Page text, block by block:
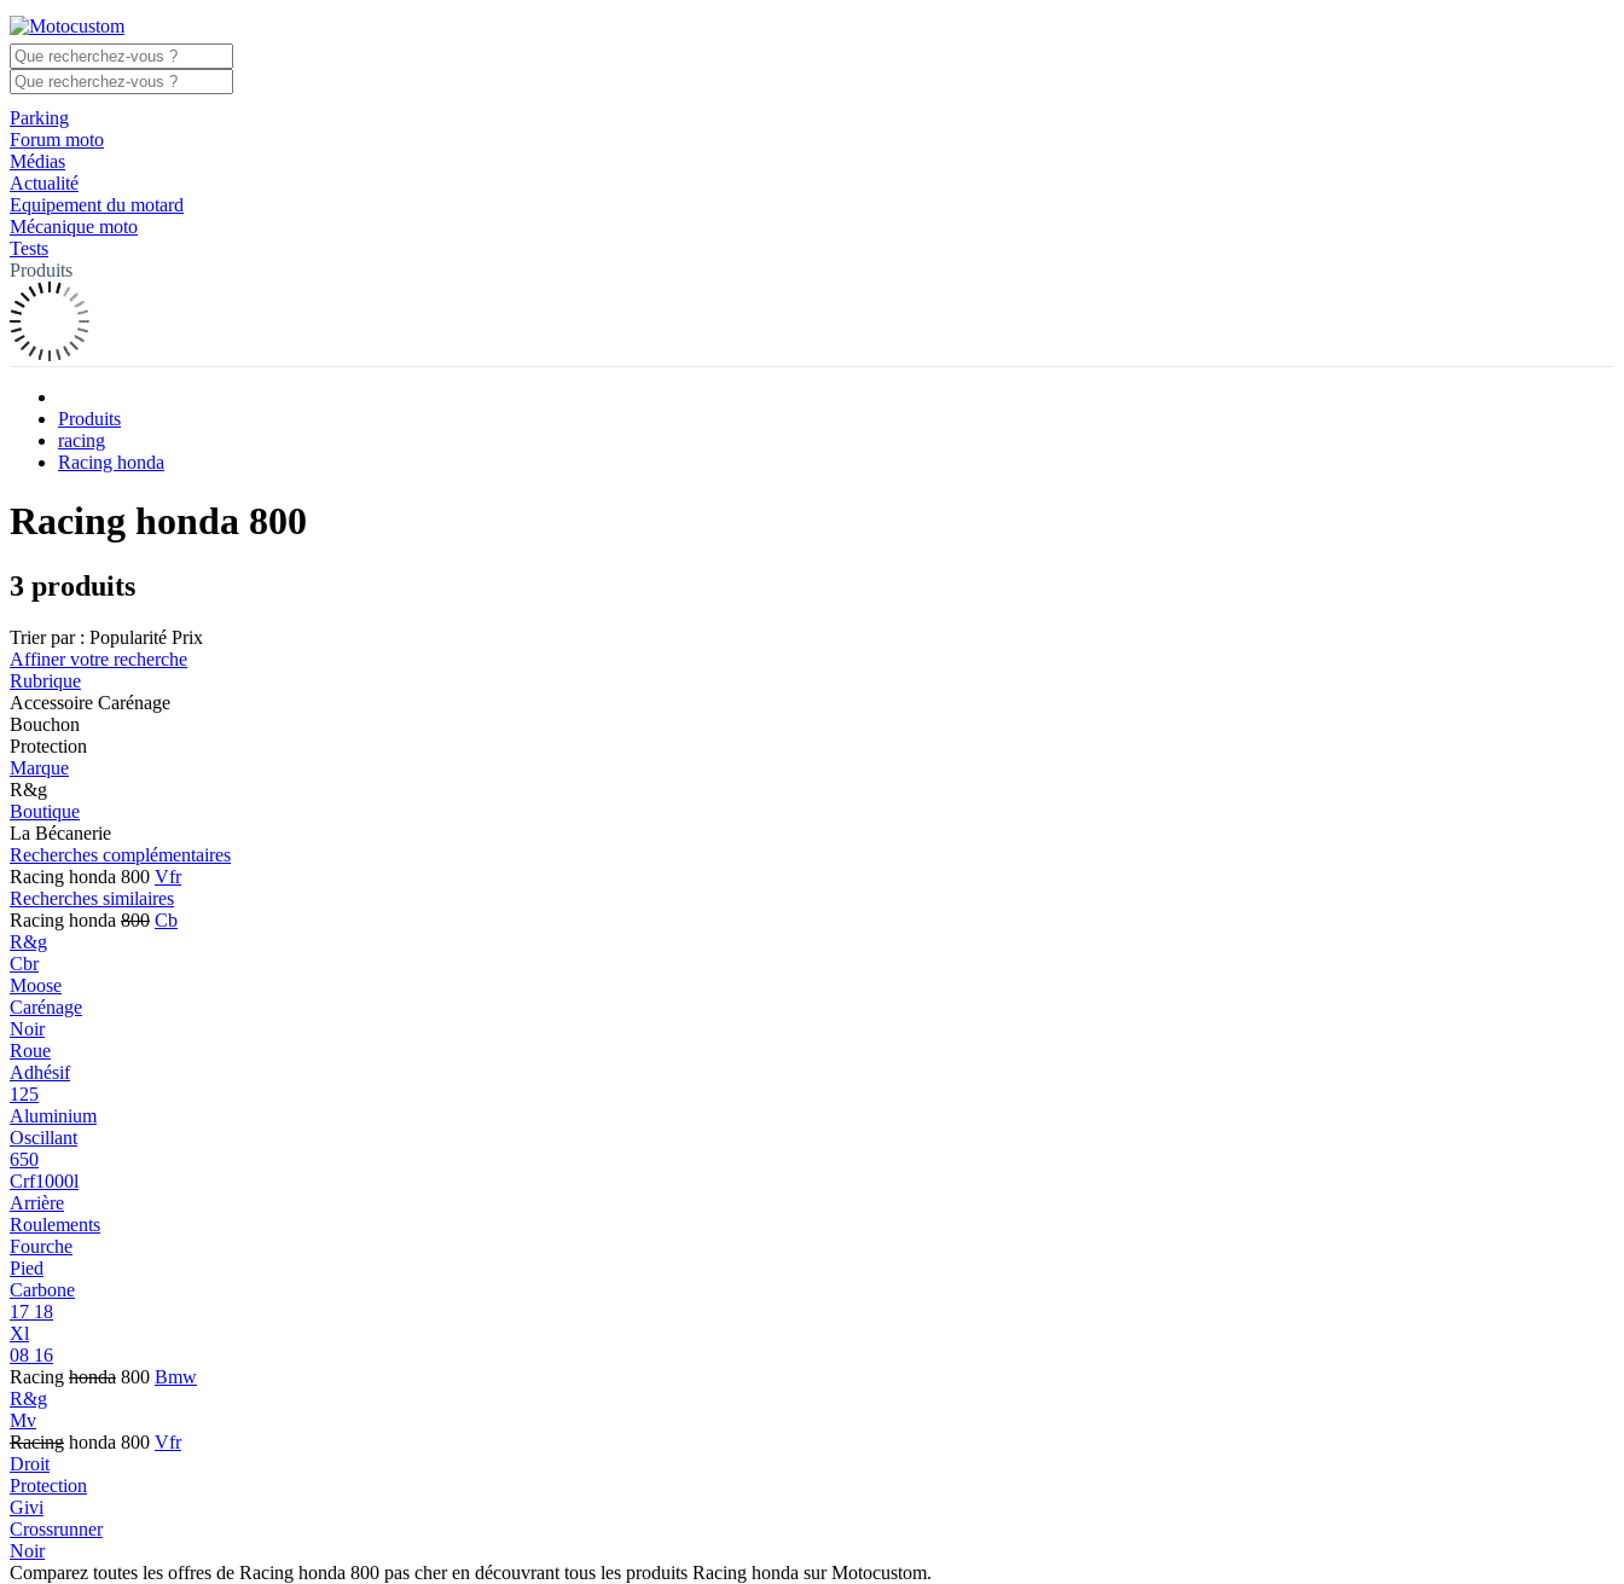
Parking
Forum moto
Médias
Actualité
Equipement du motard
Mécanique moto
Tests
Produits
Produits
racing
Racing honda
Racing honda 800
3 produits
Trier par : Popularité Prix
Affiner votre recherche
Rubrique
Accessoire Carénage
Bouchon
Protection
Marque
R&g
Boutique
La Bécanerie
Recherches complémentaires
Racing honda 800 Vfr
Recherches similaires
Racing honda 800 Cb
R&g
Cbr
Moose
Carénage
Noir
Roue
Adhésif
125
Aluminium
Oscillant
650
Crf1000l
Arrière
Roulements
Fourche
Pied
Carbone
17 18
Xl
08 16
Racing honda 800 Bmw
R&g
Mv
Racing honda 800 Vfr
Droit
Protection
Givi
Crossrunner
Noir
Comparez toutes les offres de Racing honda 800 pas cher en découvrant tous les produits Racing honda sur Motocustom.